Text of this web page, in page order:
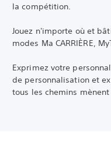
la compétition.
Jouez n'importe où et
modes Ma CARRIÈRE,
Exprimez votre
de personnalisation et
tous les chemins